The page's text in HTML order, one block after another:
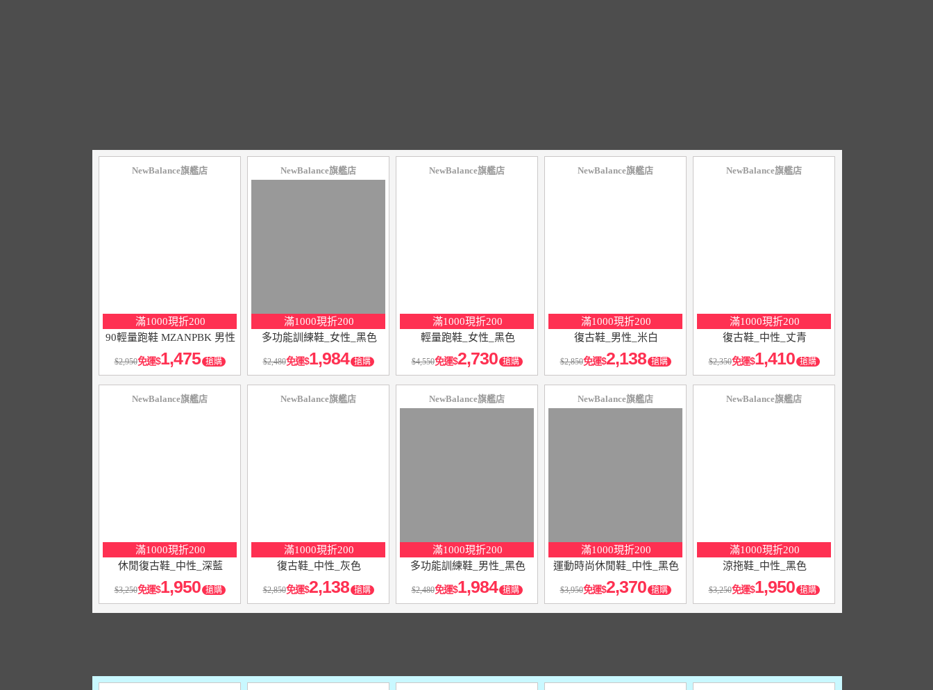
NewBalance旗艦店
滿1000現折200
90輕量跑鞋 MZANPBK 男性
黑色
2,950免運 1,475 搶購
NewBalance旗艦店
滿1000現折200
多功能訓練鞋_女性_黑色
2,480免運 1,984 搶購
NewBalance旗艦店
滿1000現折200
輕量跑鞋_女性_黑色
4,550免運 2,730 搶購
NewBalance旗艦店
滿1000現折200
復古鞋_男性_米白
2,850免運 2,138 搶購
NewBalance旗艦店
滿1000現折200
復古鞋_中性_丈青
2,350免運 1,410 搶購
NewBalance旗艦店
滿1000現折200
休閒復古鞋_中性_深藍
3,250免運 1,950 搶購
NewBalance旗艦店
滿1000現折200
復古鞋_中性_灰色
2,850免運 2,138 搶購
NewBalance旗艦店
滿1000現折200
多功能訓練鞋_男性_黑色
2,480免運 1,984 搶購
NewBalance旗艦店
滿1000現折200
運動時尚休閒鞋_中性_黑色
3,950免運 2,370 搶購
NewBalance旗艦店
滿1000現折200
涼拖鞋_中性_黑色
3,250免運 1,950 搶購